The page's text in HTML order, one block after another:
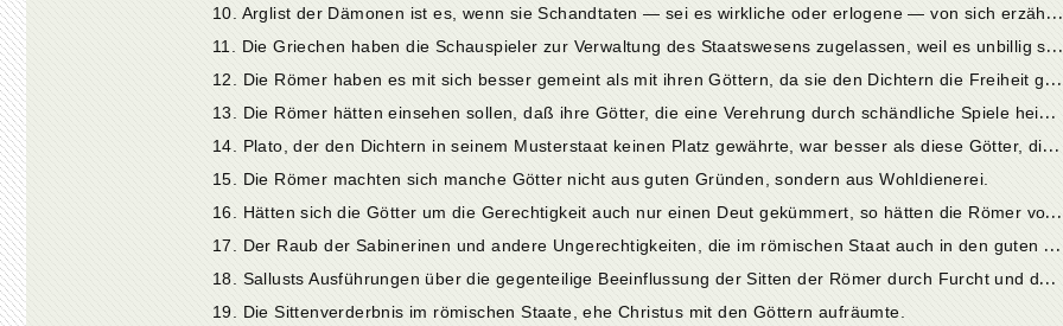
1
0. Arglist der Dämonen ist es, wenn sie Schandtaten — sei es wirkliche oder erlogene — von sich erzählt wissen wollen.
1
1. Die Griechen haben die Schauspieler zur Verwaltung des Staatswesens zugelassen, weil es unbillig sei, daß sie, die die Götter versöhnen, von den Menschen verachtet werden.
1
2. Die Römer haben es mit sich besser gemeint als mit ihren Göttern, da sie den Dichtern die Freiheit gegenüber den Menschen unterbanden.
1
3. Die Römer hätten einsehen sollen, daß ihre Götter, die eine Verehrung durch schändliche Spiele heischten, keine göttlichen Ehren verdienten.
1
4. Plato, der den Dichtern in seinem Musterstaat keinen Platz gewährte, war besser als diese Götter, die sich durch Schauspiele verehren ließen.
15. Die Römer machten sich manche Götter nicht aus guten Gründen, sondern aus Wohldienerei.
1
6. Hätten sich die Götter um die Gerechtigkeit auch nur einen Deut gekümmert, so hätten die Römer von ihnen Vorschriften über Lebensführung erhalten sollen, statt von anderen Völkern Gesetze herübernehmen zu müssen.
1
7. Der Raub der Sabinerinen und andere Ungerechtigkeiten, die im römischen Staat auch in den guten Zeiten häufig genug vorkamen.
1
8. Sallusts Ausführungen über die gegenteilige Beeinflussung der Sitten der Römer durch Furcht und durch Sicherheit.
19. Die Sittenverderbnis im römischen Staate, ehe Christus mit den Göttern aufräumte.